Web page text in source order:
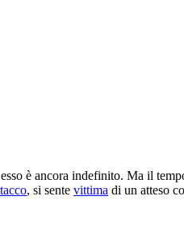
è ancora indefinito. Ma il
, si sente vittima di un atteso